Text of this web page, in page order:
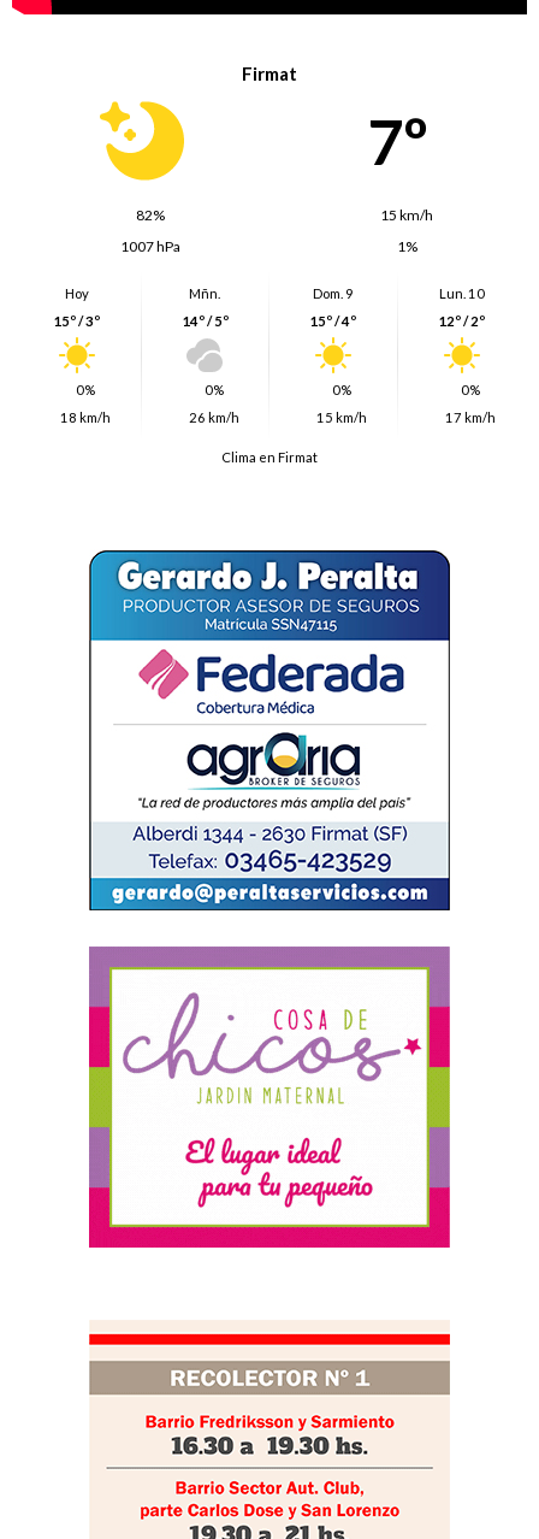
Firmat
7º
82%
15 km/h
1007 hPa
1%
Hoy
15º / 3º
0%
18 km/h
Mñn.
14º / 5º
0%
26 km/h
Dom. 9
15º / 4º
0%
15 km/h
Lun. 10
12º / 2º
0%
17 km/h
Clima en Firmat